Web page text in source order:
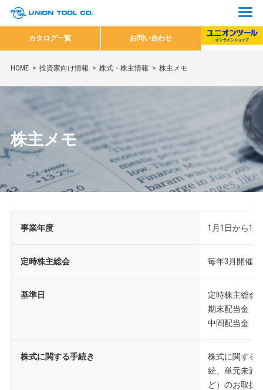
カタログ一覧 お問い合わせ
HOME 投資家向け情報 株式・株主情報 株主メモ
株主メモ
事業年度 1月1日から12
定時株主総会 毎年3月開催
基準日
定時株主総会
期末配当金
中間配当金
株式に関する手続き
株式に関する
続、単元未満
ど）のお取扱